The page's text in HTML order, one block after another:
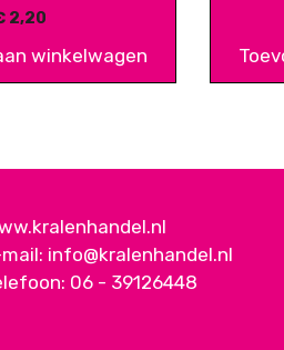
2,20
winkelwagen
info@kralenhandel.nl
06 - 39126448